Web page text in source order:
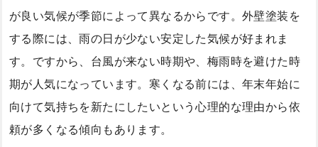
が良い気候が季節によって異なるからです。外壁塗装を
する際には、雨の日が少ない安定した気候が好まれま
す。ですから、台風が来ない時期や、梅雨時を避けた時
期が人気になっています。寒くなる前には、年末年始に
向けて気持ちを新たにしたいという心理的な理由から依
頼が多くなる傾向もあります。